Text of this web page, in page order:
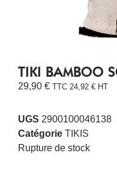
TIKI BAMBOO
29,90 € TTC 24,92 € HT
UGS 2900100046138
Catégorie TIKIS
Rupture de stock